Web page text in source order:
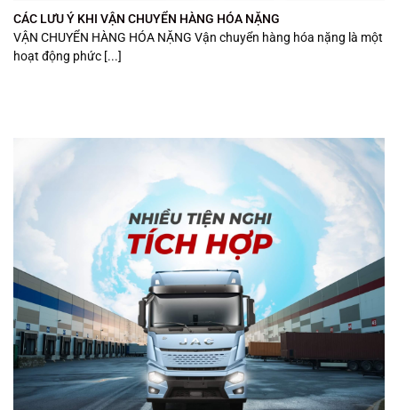
CÁC LƯU Ý KHI VẬN CHUYỂN HÀNG HÓA NẶNG
VẬN CHUYỂN HÀNG HÓA NẶNG Vận chuyển hàng hóa nặng là một
hoạt động phức [...]